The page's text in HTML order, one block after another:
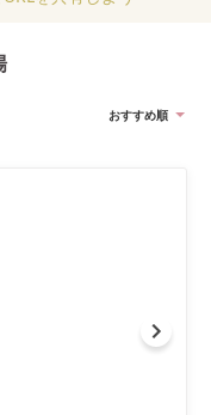
おすすめ順